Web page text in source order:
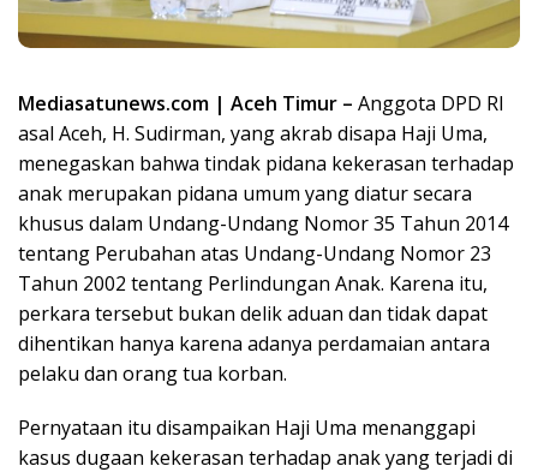
Mediasatunews.com | Aceh Timur – Anggota DPD RI
asal Aceh, H. Sudirman, yang akrab disapa Haji Uma,
menegaskan bahwa tindak pidana kekerasan terhadap
anak merupakan pidana umum yang diatur secara
khusus dalam Undang-Undang Nomor 35 Tahun 2014
tentang Perubahan atas Undang-Undang Nomor 23
Tahun 2002 tentang Perlindungan Anak. Karena itu,
perkara tersebut bukan delik aduan dan tidak dapat
dihentikan hanya karena adanya perdamaian antara
pelaku dan orang tua korban.
Pernyataan itu disampaikan Haji Uma menanggapi
kasus dugaan kekerasan terhadap anak yang terjadi di